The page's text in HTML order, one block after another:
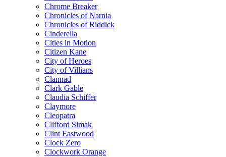
Chrome Breaker
Chronicles of Narnia
Chronicles of Riddick
Cinderella
Cities in Motion
Citizen Kane
City of Heroes
City of Villians
Clannad
Clark Gable
Claudia Schiffer
Claymore
Cleopatra
Clifford Simak
Clint Eastwood
Clock Zero
Clockwork Orange